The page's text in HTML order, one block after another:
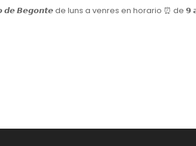
𝘽𝙚𝙜𝙤𝙣𝙩𝙚 de luns a venres en horario ⏰ de 𝟵